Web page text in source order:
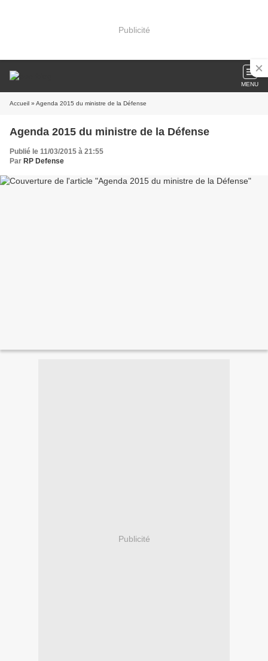
Publicité
MENU
Accueil » Agenda 2015 du ministre de la Défense
Agenda 2015 du ministre de la Défense
Publié le 11/03/2015 à 21:55
Par RP Defense
Publicité